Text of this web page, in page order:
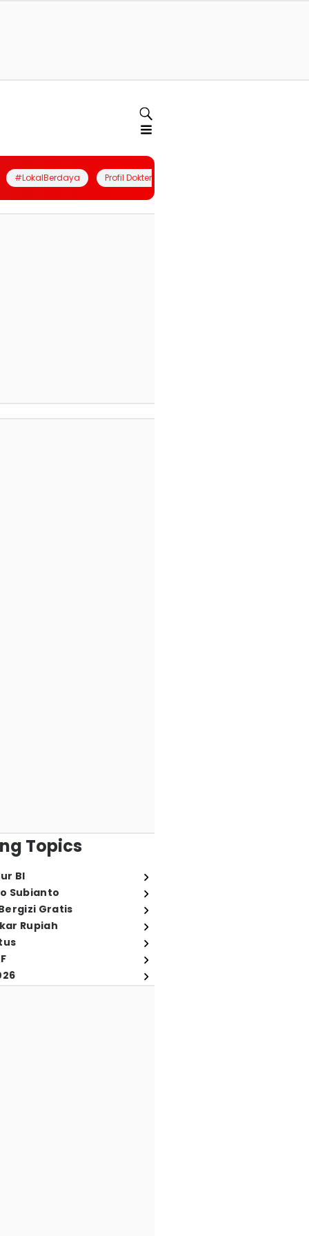
#LokalBerdaya Profil Dokter
Topics
BI
Subianto
Gratis
Rupiah